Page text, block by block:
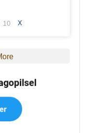
10 X